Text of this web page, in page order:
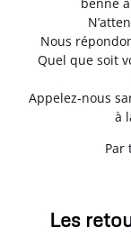
Nous
Quel que soit
Appelez-nous
à
Par
Les